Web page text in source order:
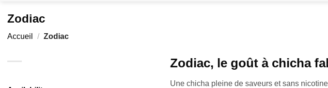
Zodiac
Accueil / Zodiac
Zodiac, le goût à chicha
Une chicha pleine de saveurs et sans